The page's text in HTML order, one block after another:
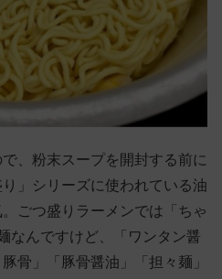
、粉末スープを開封する前に
」シリーズに使われている油
ごつ盛りラーメンでは「ちゃ
なんですけど、「ワンタン醤
骨」「豚骨醤油」「担々麺」